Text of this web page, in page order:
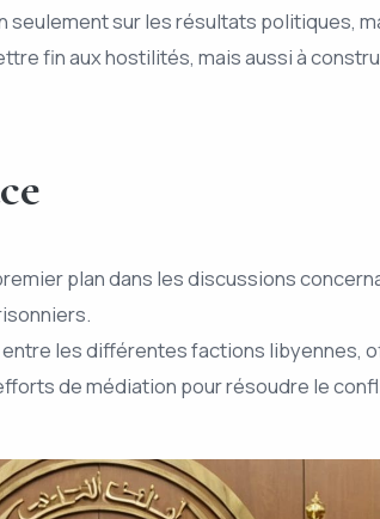
seulement sur les résultats politiques,
fin aux hostilités, mais aussi à
plan dans les discussions
les différentes factions libyennes,
de médiation pour résoudre le